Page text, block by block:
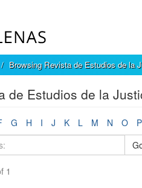
Browsing Revista de Estudios de la
de Estudios de la
G H I J K L M N O P
1